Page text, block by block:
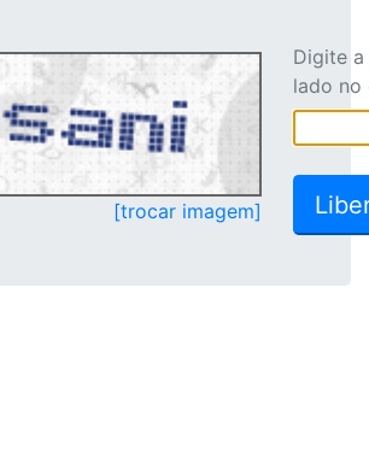
[trocar imagem]
Digite
lado no